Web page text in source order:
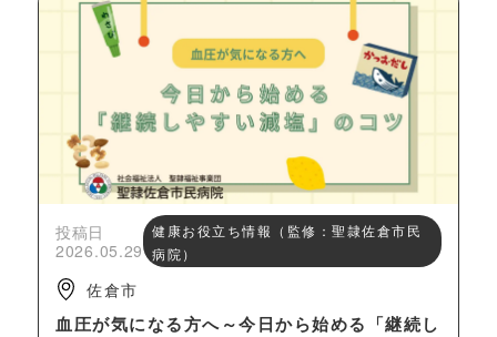
投稿日
2026.05.29
健康お役立ち情報（監修：聖隷佐倉市民
病院）
佐倉市
血圧が気になる方へ～今日から始める「継続し